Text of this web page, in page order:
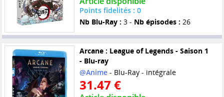
Points fidelités : 0
Nb Blu-Ray : 3 - Nb épisodes : 26
Arcane : League of Legends - Saison 1
- Blu-ray
@Anime- Blu-Ray - intégrale
31.47 €